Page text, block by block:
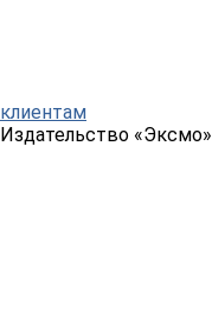
клиентам
Издательство «Эксмо»